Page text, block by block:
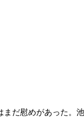
だ慰めがあった